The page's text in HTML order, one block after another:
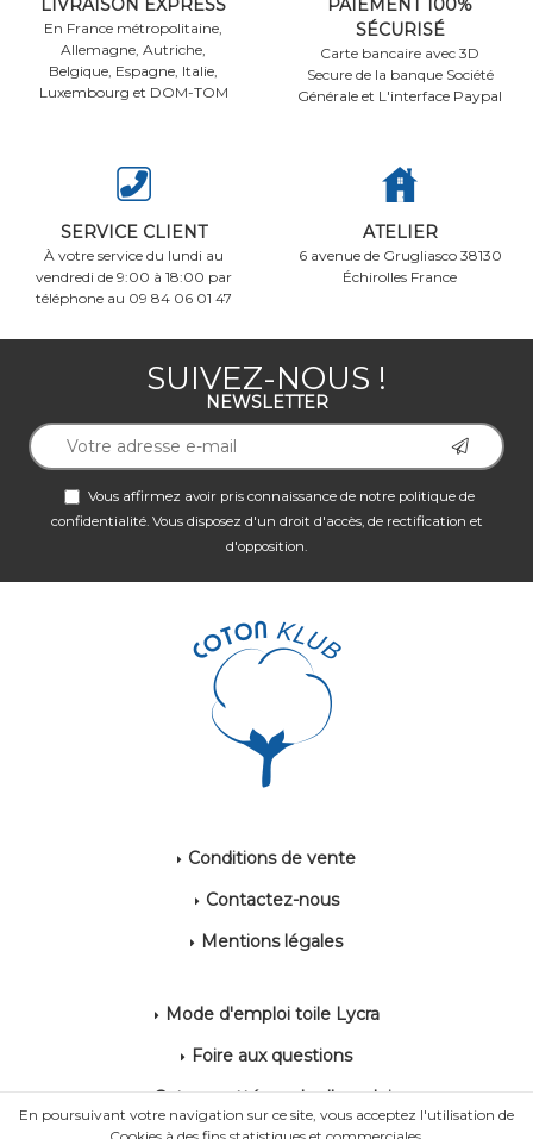
LIVRAISON EXPRESS
En France métropolitaine,
Allemagne, Autriche,
Belgique, Espagne, Italie,
Luxembourg et DOM-TOM
PAIEMENT 100%
SÉCURISÉ
Carte bancaire avec 3D
Secure de la banque Société
Générale et L'interface Paypal
SERVICE CLIENT
À votre service du lundi au
vendredi de 9:00 à 18:00 par
téléphone au 09 84 06 01 47
ATELIER
6 avenue de Grugliasco 38130
Échirolles France
SUIVEZ-NOUS !
NEWSLETTER
Vous affirmez avoir pris connaissance de notre politique de
confidentialité. Vous disposez d'un droit d'accès, de rectification et
d'opposition.
Conditions de vente
Contactez-nous
Mentions légales
Mode d'emploi toile Lycra
Foire aux questions
Coton gratté mode d'emploi
En poursuivant votre navigation sur ce site, vous acceptez l'utilisation de